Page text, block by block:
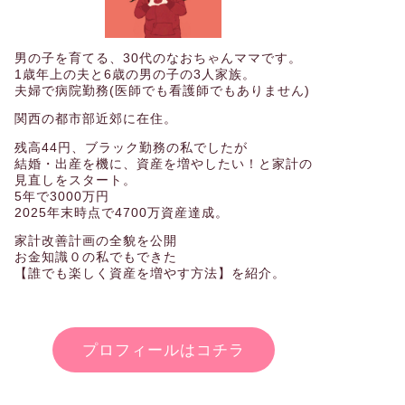
男の子を育てる、30代のなおちゃんママです。
1歳年上の夫と6歳の男の子の3人家族。
夫婦で病院勤務(医師でも看護師でもありません)
関西の都市部近郊に在住。
残高44円、ブラック勤務の私でしたが
結婚・出産を機に、資産を増やしたい！と家計の
見直しをスタート。
5年で3000万円
2025年末時点で4700万資産達成。
家計改善計画の全貌を公開
お金知識０の私でもできた
【誰でも楽しく資産を増やす方法】を紹介。
プロフィールはコチラ